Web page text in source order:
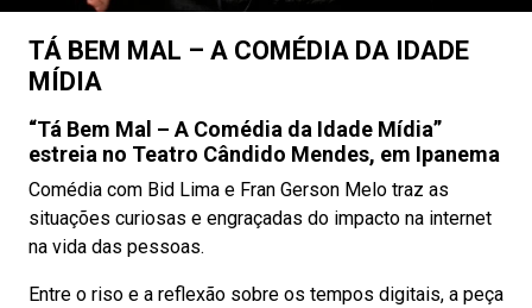
TÁ BEM MAL – A COMÉDIA DA IDADE
MÍDIA
“Tá Bem Mal – A Comédia da Idade Mídia”
estreia no Teatro Cândido Mendes, em Ipanema
Comédia com Bid Lima e Fran Gerson Melo traz as
situações curiosas e engraçadas do impacto na internet
na vida das pessoas.
Entre o riso e a reflexão sobre os tempos digitais, a peça